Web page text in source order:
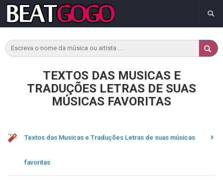
TEXTOS DAS MUSICAS E
TRADUÇÕES LETRAS DE SUAS
MÚSICAS FAVORITAS
Textos das Musicas e Traduções Letras de suas músicas
favoritas